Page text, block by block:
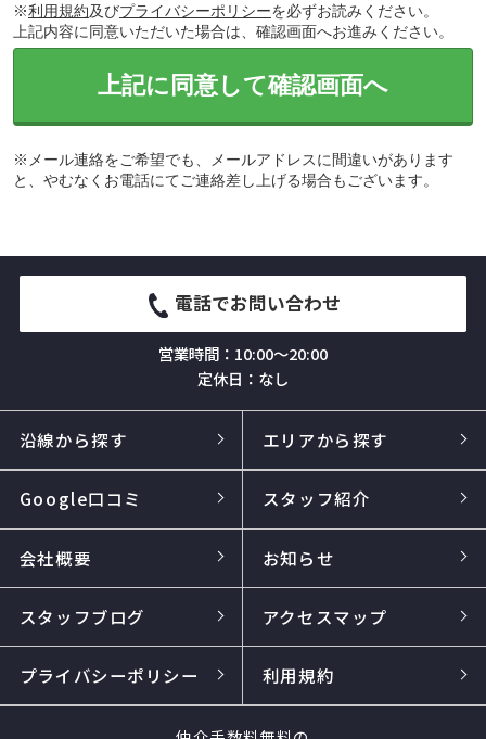
※利用規約及びプライバシーポリシーを必ずお読みください。
上記内容に同意いただいた場合は、確認画面へお進みください。
上記に同意して確認画面へ
※メール連絡をご希望でも、メールアドレスに間違いがあります
と、やむなくお電話にてご連絡差し上げる場合もございます。
電話でお問い合わせ
営業時間：10:00～20:00
定休日：なし
沿線から探す エリアから探す
Google口コミ スタッフ紹介
会社概要 お知らせ
スタッフブログ アクセスマップ
プライバシーポリシー 利用規約